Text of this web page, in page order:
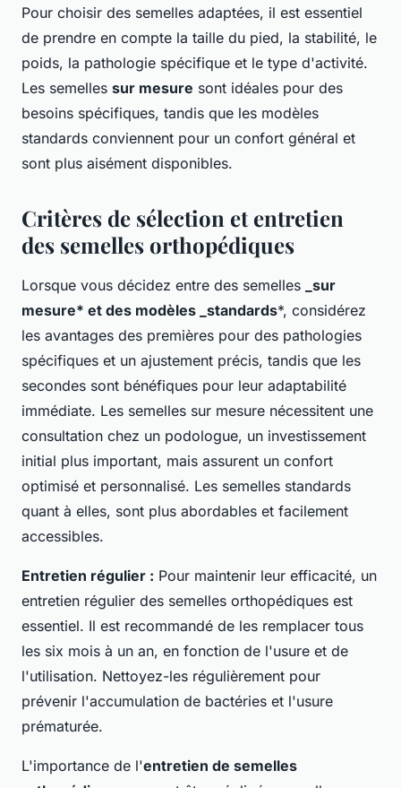
Pour choisir des semelles adaptées, il est essentiel
de prendre en compte la taille du pied, la stabilité, le
poids, la pathologie spécifique et le type d'activité.
Les semelles sur mesure sont idéales pour des
besoins spécifiques, tandis que les modèles
standards conviennent pour un confort général et
sont plus aisément disponibles.
Critères de sélection et entretien
des semelles orthopédiques
Lorsque vous décidez entre des semelles
_sur
mesure* et des modèles _standards*, considérez
les avantages des premières pour des pathologies
spécifiques et un ajustement précis, tandis que les
secondes sont bénéfiques pour leur adaptabilité
immédiate. Les semelles sur mesure nécessitent une
consultation chez un podologue, un investissement
initial plus important, mais assurent un confort
optimisé et personnalisé. Les semelles standards
quant à elles, sont plus abordables et facilement
accessibles.
Entretien régulier : Pour maintenir leur efficacité, un
entretien régulier des semelles orthopédiques est
essentiel. Il est recommandé de les remplacer tous
les six mois à un an, en fonction de l'usure et de
l'utilisation. Nettoyez-les régulièrement pour
prévenir l'accumulation de bactéries et l'usure
prématurée.
L'importance de l'entretien de semelles